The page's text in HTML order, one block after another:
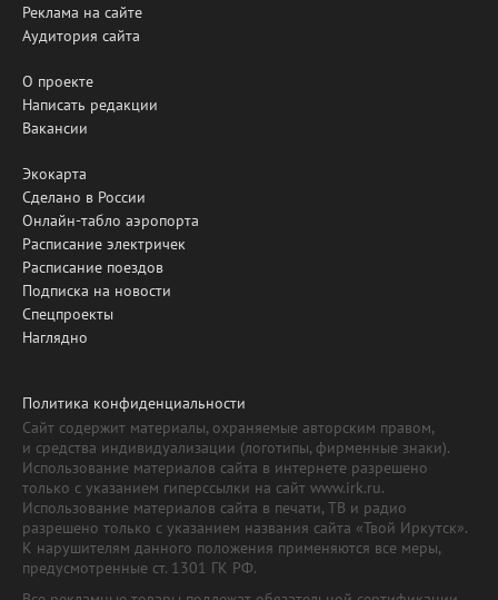
Реклама на сайте
Аудитория сайта
О проекте
Написать редакции
Вакансии
Экокарта
Сделано в России
Онлайн-табло аэропорта
Расписание электричек
Расписание поездов
Подписка на новости
Спецпроекты
Наглядно
Политика конфиденциальности
Сайт содержит материалы, охраняемые авторским правом,
и средства индивидуализации (логотипы, фирменные знаки).
Использование материалов сайта в интернете разрешено
только с указанием гиперссылки на сайт www.irk.ru.
Использование материалов сайта в печати, ТВ и радио
разрешено только с указанием названия сайта «Твой Иркутск».
К нарушителям данного положения применяются все меры,
предусмотренные ст. 1301 ГК РФ.